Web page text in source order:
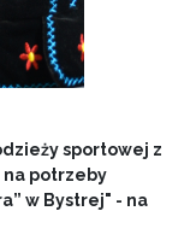
sportowej z
potrzeby
w Bystrej" - na